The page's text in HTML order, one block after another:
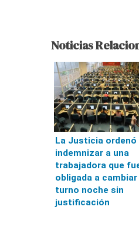
Noticias
La Justicia ordenó
indemnizar a una
trabajadora que
obligada a cambiar
turno noche sin
justificación